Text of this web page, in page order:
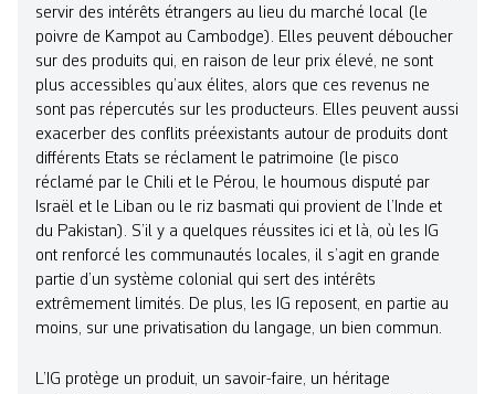
servir des intérêts étrangers au lieu du marché local (le
poivre de Kampot au Cambodge). Elles peuvent déboucher
sur des produits qui, en raison de leur prix élevé, ne sont
plus accessibles qu’aux élites, alors que ces revenus ne
sont pas répercutés sur les producteurs. Elles peuvent aussi
exacerber des conflits préexistants autour de produits dont
différents Etats se réclament le patrimoine (le pisco
réclamé par le Chili et le Pérou, le houmous disputé par
Israël et le Liban ou le riz basmati qui provient de l’Inde et
du Pakistan). S’il y a quelques réussites ici et là, où les IG
ont renforcé les communautés locales, il s’agit en grande
partie d’un système colonial qui sert des intérêts
extrêmement limités. De plus, les IG reposent, en partie au
moins, sur une privatisation du langage, un bien commun.
L’IG protège un produit, un savoir-faire, un héritage